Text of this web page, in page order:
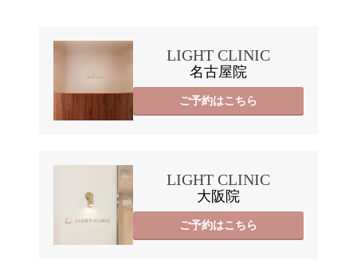
LIGHT CLINIC
名古屋院
ご予約はこちら
LIGHT CLINIC
大阪院
ご予約はこちら